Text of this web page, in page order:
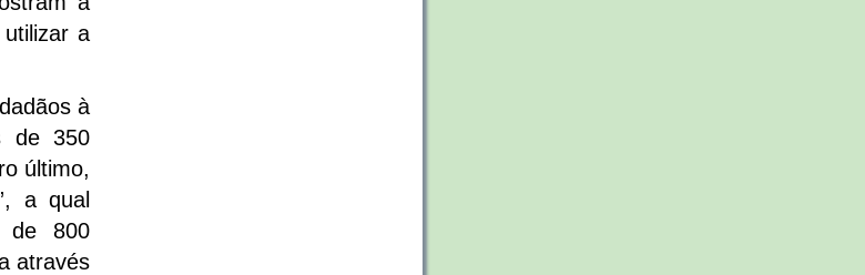
a
à
de 350
último,
a qual
de 800
através